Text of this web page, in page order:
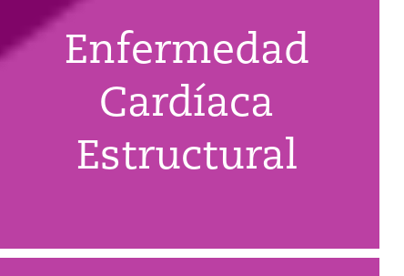
Enfermedad
Cardíaca
Estructural